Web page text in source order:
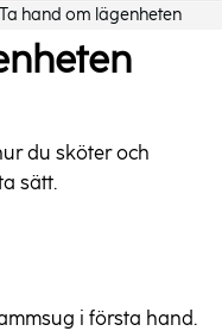
Ta hand om lägenheten
du sköter och
sätt.
i första hand.